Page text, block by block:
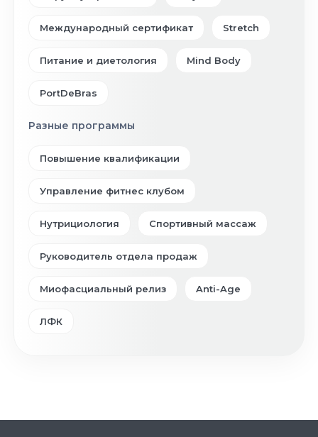
Международный сертификат Stretch
Питание и диетология Mind Body
PortDeBras
Разные программы
Повышение квалификации
Управление фитнес клубом
Нутрициология Спортивный массаж
Руководитель отдела продаж
Миофасциальный релиз Anti-Age
ЛФК